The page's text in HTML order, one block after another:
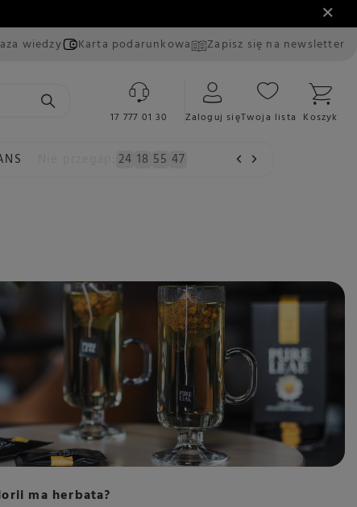
wiedzy Karta podarunkowa Zapisz się na newsletter
17 777 01 30 Zaloguj sięTwoja lista Koszyk
24 18 55 46
ma herbata?